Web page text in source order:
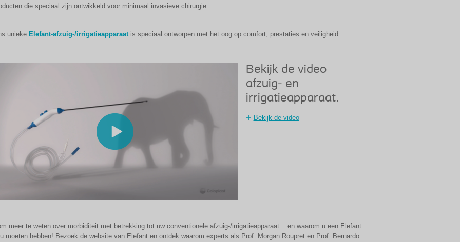
die speciaal zijn ontwikkeld voor minimaal invasieve chirurgie.
unieke Elefant-afzuig-/irrigatieapparaat is speciaal ontworpen met het oog op comfort, prestaties en veiligheid.
Bekijk de video
afzuig- en
irrigatieapparaat.
Bekijk de video
meer te weten over morbiditeit met betrekking tot uw conventionele afzuig-/irrigatieapparaat... en waarom u een Elefant
moeten hebben! Bezoek de website van Elefant en ontdek waarom experts als Prof. Morgan Roupret en Prof. Bernardo